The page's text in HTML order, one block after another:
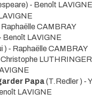
- Benoît LAVIGNE
CAMBRAY
Benoît LAVIGNE
) - Raphaëlle CAMBRAY
Christophe LUTHRINGER
Papa(T.Redler ) -
LAVIGNE